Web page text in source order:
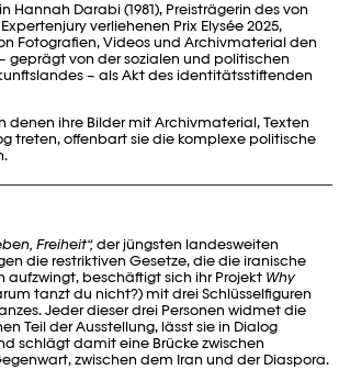
Hannah Darabi (1981), Preisträgerin des von
verliehenen Prix Elysée 2025,
Fotografien, Videos und Archivmaterial den
geprägt von der sozialen und politischen
– als Akt des identitätsstiftenden
denen ihre Bilder mit Archivmaterial, Texten
treten, offenbart sie die komplexe politische
Freiheit“, der jüngsten landesweiten
die restriktiven Gesetze, die die iranische
aufzwingt, beschäftigt sich ihr Projekt Why
tanzt du nicht?) mit drei Schlüsselfiguren
Jeder dieser drei Personen widmet die
Teil der Ausstellung, lässt sie in Dialog
schlägt damit eine Brücke zwischen
zwischen dem Iran und der Diaspora.